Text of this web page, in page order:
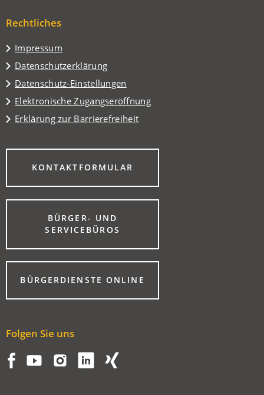
Tab)
neuen
Rechtliches
Impressum
Datenschutzerklärung
Datenschutz-Einstellungen
Elektronische Zugangseröffnung
Erklärung zur Barrierefreiheit
KONTAKTFORMULAR
(ÖFFNET
NEUEN
BÜRGER- UND
SERVICEBÜROS
(ÖFFNET
EINEM
NEUEN
TAB)BÜRGERDIENSTE ONLINE
(ÖFFNET
EINEM
Folgen Sie uns